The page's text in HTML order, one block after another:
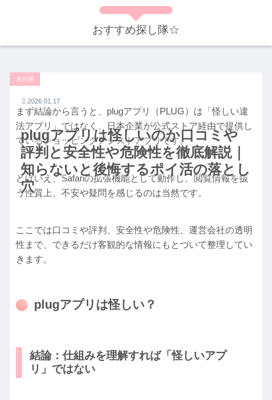
おすすめ探し隊☆
plugアプリは怪しいのか口コミや
評判と安全性や危険性を徹底解説｜
知らないと後悔するポイ活の落とし
穴
未分類
2026.01.17
まず結論から言うと、plugアプリ（PLUG）は「怪しい違
法アプリ」ではなく、日本企業が公式ストア経由で提供し
ているショッピングアシストアプリです。
とはいえ、Safariの拡張機能として動作し、閲覧情報を扱
う性質上、不安や疑問を感じるのは当然です。
ここでは口コミや評判、安全性や危険性、運営会社の透明
性まで、できるだけ客観的な情報にもとづいて整理してい
きます。
plugアプリは怪しい？
結論：仕組みを理解すれば「怪しいアプ
リ」ではない